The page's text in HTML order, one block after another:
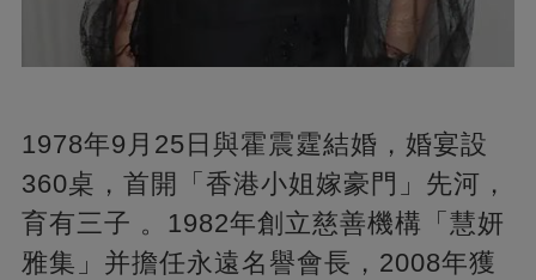
1978年9月25日與霍震霆結婚，婚宴設
360桌，首開「香港小姐嫁豪門」先河，
育有三子 。1982年創立慈善機構「慧妍
雅集」并擔任永遠名譽會長，2008年獲